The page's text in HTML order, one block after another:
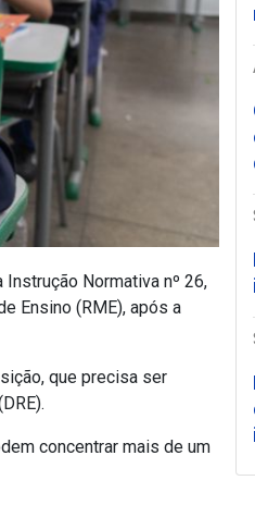
Normativa nº 26,
Ensino (RME), após a
que precisa ser
concentrar mais de um